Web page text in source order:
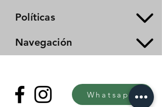
Políticas
Navegación
Whatsapp